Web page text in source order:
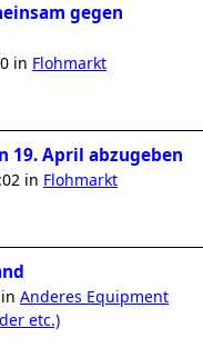
gegen
in Flohmarkt
19. April abzugeben
in Flohmarkt
in Anderes Equipment
etc.)